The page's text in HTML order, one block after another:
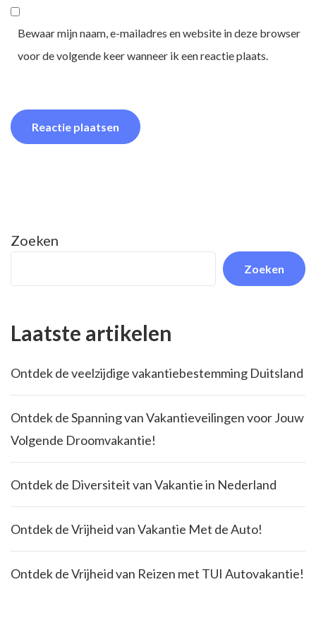
Bewaar mijn naam, e-mailadres en website in deze browser
voor de volgende keer wanneer ik een reactie plaats.
Zoeken
Zoeken
Laatste artikelen
Ontdek de veelzijdige vakantiebestemming Duitsland
Ontdek de Spanning van Vakantieveilingen voor Jouw
Volgende Droomvakantie!
Ontdek de Diversiteit van Vakantie in Nederland
Ontdek de Vrijheid van Vakantie Met de Auto!
Ontdek de Vrijheid van Reizen met TUI Autovakantie!